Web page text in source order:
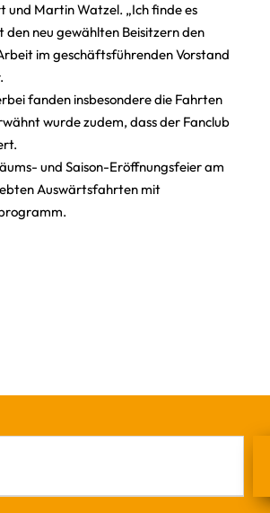
Martin Watzel. „Ich finde es
neu gewählten Beisitzern den
im geschäftsführenden Vorstand
fanden insbesondere die Fahrten
wurde zudem, dass der Fanclub
und Saison-Eröffnungsfeier am
Auswärtsfahrten mit